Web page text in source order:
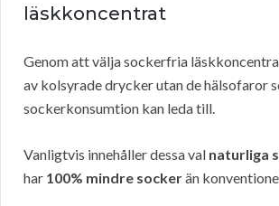
läskkoncentrat
Genom att välja sockerfria
av kolsyrade drycker utan de hälsofaror
sockerkonsumtion kan leda till.
Vanligtvis innehåller dessa val naturliga
har 100% mindre sockerän